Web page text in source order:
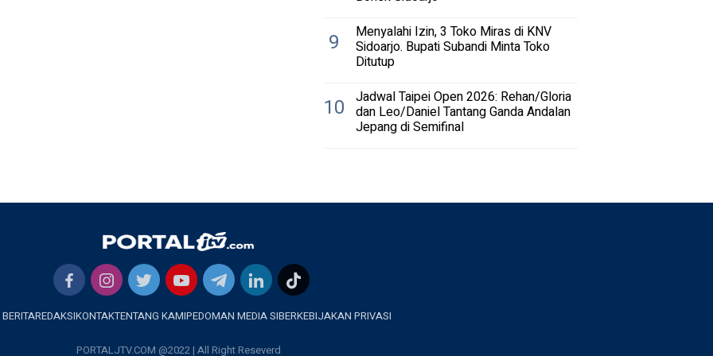
9 Menyalahi Izin, 3 Toko Miras di KNV
Sidoarjo. Bupati Subandi Minta Toko
Ditutup
10 Jadwal Taipei Open 2026: Rehan/Gloria
dan Leo/Daniel Tantang Ganda Andalan
Jepang di Semifinal
REDAKSIKONTAKTENTANG KAMIPEDOMAN MEDIA SIBERKEBIJAKAN PRIVASI
PORTALJTV.COM @2022 | All Right Reseverd